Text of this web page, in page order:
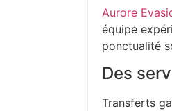
Aurore
équipe
ponctualité
Des
Transferts